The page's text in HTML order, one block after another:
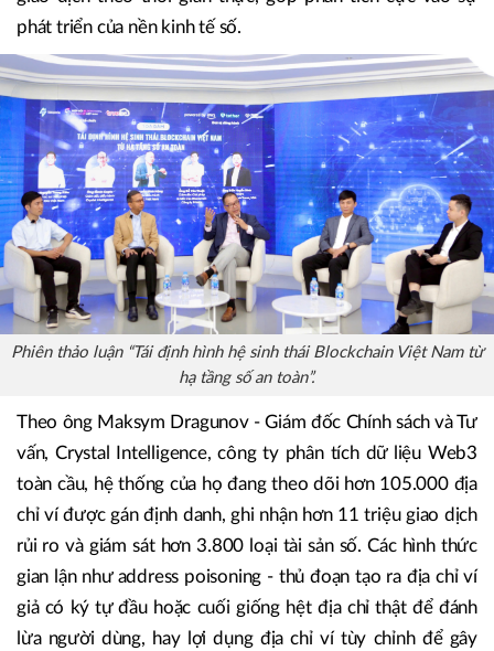
tiêu chuẩn hóa.
Các diễn giả cũng thảo luận về triển vọng ứng dụng
blockchain vào dịch vụ công, đặc biệt trong các lĩnh vực
cần xác thực nguồn gốc dữ liệu và giám sát on-chain các
giao dịch theo thời gian thực, góp phần tích cực vào sự
phát triển của nền kinh tế số.
hạ tầng số an toàn”.
Theo ông Maksym Dragunov - Giám đốc Chính sách và Tư
vấn, Crystal Intelligence, công ty phân tích dữ liệu Web3
toàn cầu, hệ thống của họ đang theo dõi hơn 105.000 địa